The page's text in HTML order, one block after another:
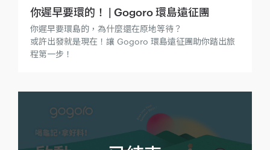
你遲早要環的！ | Gogoro 環島遠征團
你遲早要環島的，為什麼還在原地等待？
或許出發就是現在！讓 Gogoro 環島遠征團助你踏出旅
程第一步！